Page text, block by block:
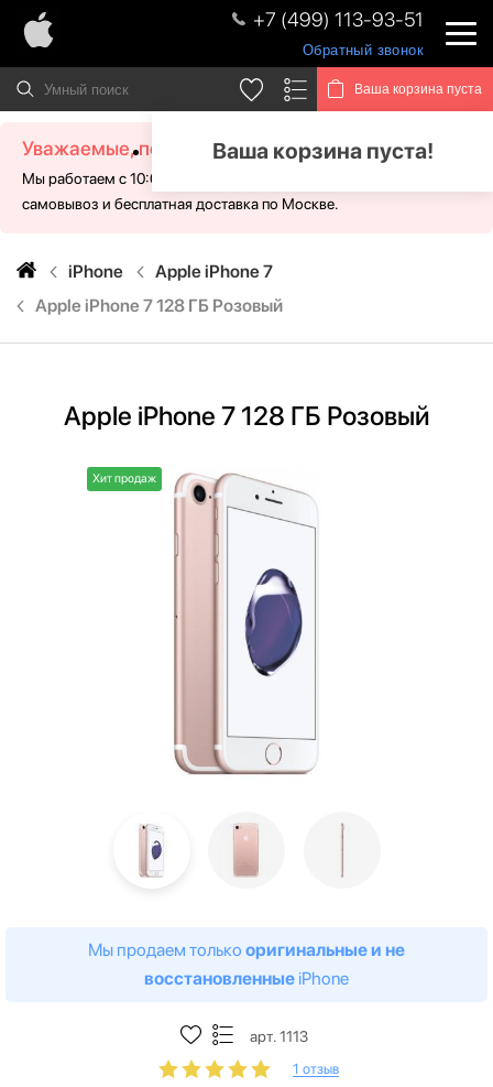
+7 (499) 113-93-51
Обратный звонок
Ваша корзина пуста
Ваша корзина пуста!
Уважаемые, посетители!
Мы работаем с 10:00 - 21:00 без выходных. Для Вас доступен
самовывоз и бесплатная доставка по Москве.
iPhone
Apple iPhone 7
Apple iPhone 7 128 ГБ Розовый
Apple iPhone 7 128 ГБ Розовый
Хит продаж
Мы продаем только оригинальные и не
восстановленные iPhone
арт. 1113
1 отзыв